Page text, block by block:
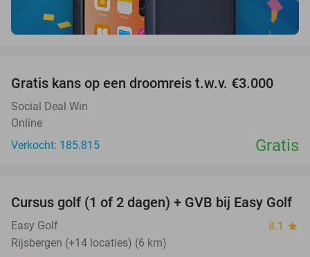
Gratis kans op een droomreis t.w.v. €3.000
Social Deal Win
Online
Verkocht: 185.815
Gratis
60%
Cursus golf (1 of 2 dagen) + GVB bij Easy Golf
Easy Golf 8.1 star
Rijsbergen (+14 locaties) (6 km)